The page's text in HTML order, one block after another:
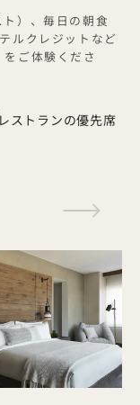
）、毎日の朝食
ルクレジットなど
ご体験くださ
レストランの優先席